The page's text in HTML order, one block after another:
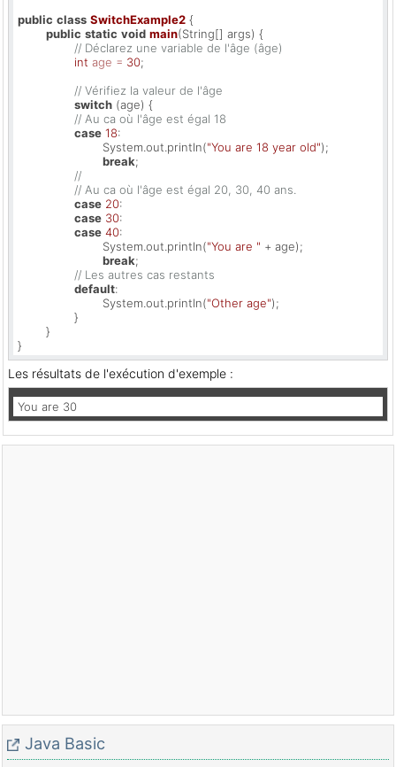
public class SwitchExample2 {
public static void main(String[] args) {
// Déclarez une variable de l'âge (âge)
int age = 30;
// Vérifiez la valeur de l'âge
switch (age) {
// Au ca où l'âge est égal 18
case 18:
			System.out.println(
"You are 18 year old");
break;
// ​​​​​​​
// Au ca où l'âge est égal 20, 30, 40 ans.
case 20:
case 30:
case 40:
			System.out.println(
"You are " + age);
break;
// Les autres cas restants
default:
			System.out.println(
"Other age");
}
Les résultats de l'exécution d'exemple :
You are 30
Java Basic